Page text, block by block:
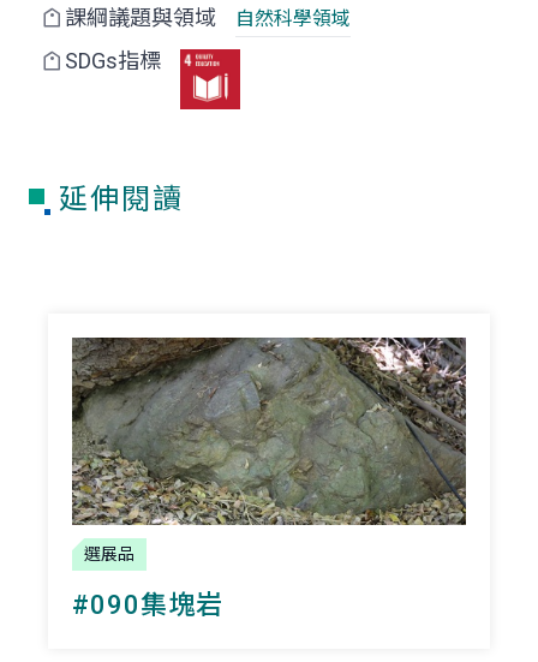
課綱議題與領域 自然科學領域
SDGs指標
延伸閱讀
選展品
#090集塊岩